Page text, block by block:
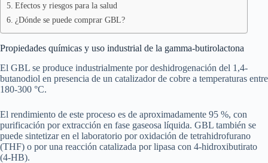
Efectos y riesgos para la salud
¿Dónde se puede comprar GBL?
Propiedades químicas y uso industrial de la gamma-butirolactona
El GBL se produce industrialmente por deshidrogenación del 1,4-
butanodiol en presencia de un catalizador de cobre a temperaturas entre
180-300 °C.
El rendimiento de este proceso es de aproximadamente 95 %, con
purificación por extracción en fase gaseosa líquida. GBL también se
puede sintetizar en el laboratorio por oxidación de tetrahidrofurano
(THF) o por una reacción catalizada por lipasa con 4-hidroxibutirato
(4-HB).